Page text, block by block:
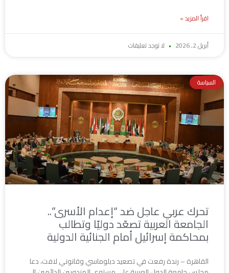
اقرأ المزيد »
أبريل 2, 2026 لا توجد تعليقات
السياسة
تحرك عربي عاجل ضد “إعدام الأسرى”..
الجامعة العربية تصعّد دوليًا وتطالب
بمحاكمة إسرائيل أمام الجنائية الدولية
القاهرة – رندة رفعت في تصعيد دبلوماسي وقانوني لافت، دعا